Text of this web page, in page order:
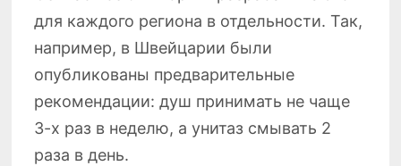
для каждого региона в отдельности. Так,
например, в Швейцарии были
опубликованы предварительные
рекомендации: душ принимать не чаще
3-х раз в неделю, а унитаз смывать 2
раза в день.